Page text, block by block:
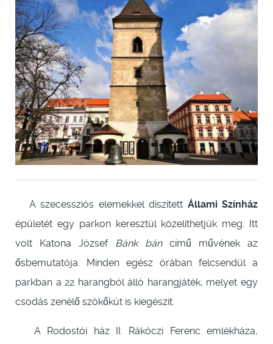
A szecessziós elemekkel díszített Állami Színház
épületét egy parkon keresztül közelíthetjük meg. Itt
volt Katona József Bánk báncímű művének az
ősbemutatója. Minden egész órában felcsendül a
parkban a 22 harangból álló harangjáték, melyet egy
csodás zenélő szökőkút is kiegészít.
A Rodostói ház II. Rákóczi Ferenc emlékháza,